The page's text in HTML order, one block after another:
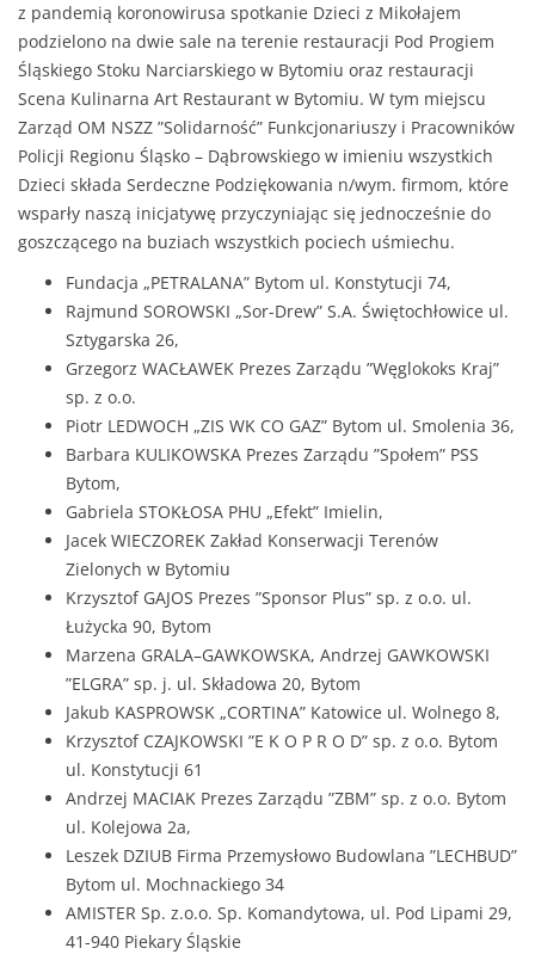
z pandemią koronowirusa spotkanie Dzieci z Mikołajem
podzielono na dwie sale na terenie restauracji Pod Progiem
Śląskiego Stoku Narciarskiego w Bytomiu oraz restauracji
Scena Kulinarna Art Restaurant w Bytomiu. W tym miejscu
Zarząd OM NSZZ ”Solidarność” Funkcjonariuszy i Pracowników
Policji Regionu Śląsko – Dąbrowskiego w imieniu wszystkich
Dzieci składa Serdeczne Podziękowania n/wym. firmom, które
wsparły naszą inicjatywę przyczyniając się jednocześnie do
goszczącego na buziach wszystkich pociech uśmiechu.
Fundacja „PETRALANA” Bytom ul. Konstytucji 74,
Rajmund SOROWSKI „Sor-Drew” S.A. Świętochłowice ul.
Sztygarska 26,
Grzegorz WACŁAWEK Prezes Zarządu ”Węglokoks Kraj”
sp. z o.o.
Piotr LEDWOCH „ZIS WK CO GAZ” Bytom ul. Smolenia 36,
Barbara KULIKOWSKA Prezes Zarządu ”Społem” PSS
Bytom,
Gabriela STOKŁOSA PHU „Efekt” Imielin,
Jacek WIECZOREK Zakład Konserwacji Terenów
Zielonych w Bytomiu
Krzysztof GAJOS Prezes ”Sponsor Plus” sp. z o.o. ul.
Łużycka 90, Bytom
Marzena GRALA–GAWKOWSKA, Andrzej GAWKOWSKI
”ELGRA” sp. j. ul. Składowa 20, Bytom
Jakub KASPROWSK „CORTINA” Katowice ul. Wolnego 8,
Krzysztof CZAJKOWSKI ”E K O P R O D” sp. z o.o. Bytom
ul. Konstytucji 61
Andrzej MACIAK Prezes Zarządu ”ZBM” sp. z o.o. Bytom
ul. Kolejowa 2a,
Leszek DZIUB Firma Przemysłowo Budowlana ”LECHBUD”
Bytom ul. Mochnackiego 34
AMISTER Sp. z.o.o. Sp. Komandytowa, ul. Pod Lipami 29,
41-940 Piekary Śląskie